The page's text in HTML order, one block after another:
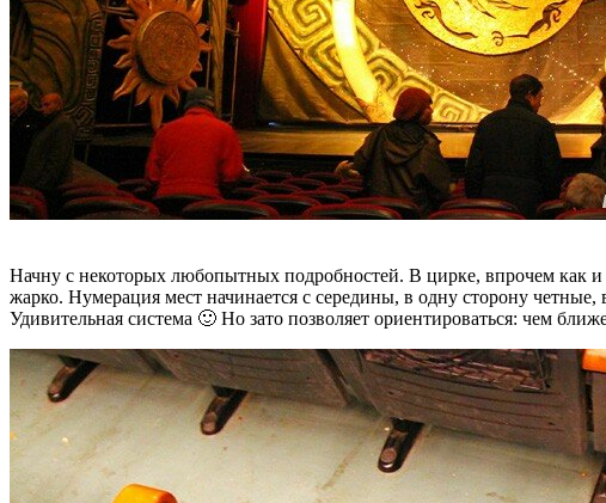
Начну с некоторых любопытных подробностей. В цирке, впрочем как
жарко. Нумерация мест начинается с середины, в одну сторону
Удивительная система 🙂 Но зато позволяет ориентироваться: чем